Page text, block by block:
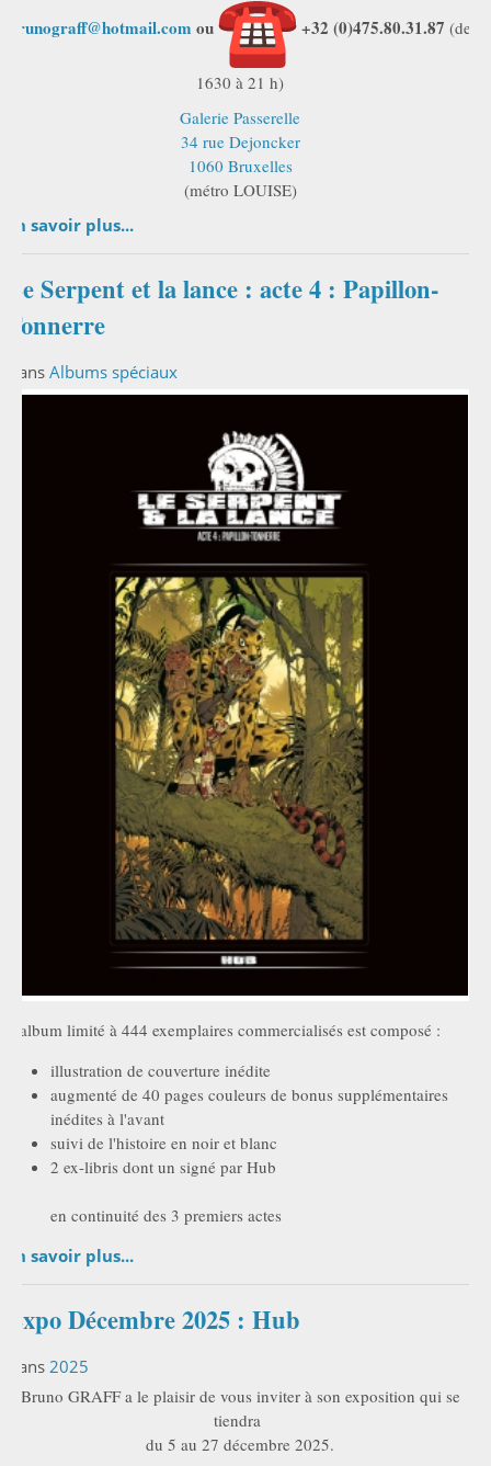
brunograff@hotmail.com ou +32 (0)475.80.31.87 (de
1630 à 21 h)
Galerie Passerelle
34 rue Dejoncker
1060 Bruxelles
(métro LOUISE)
En savoir plus...
Le Serpent et la lance : acte 4 : Papillon-
Tonnerre
Dans Albums spéciaux
L'album limité à 444 exemplaires commercialisés est composé :
illustration de couverture inédite
augmenté de 40 pages couleurs de bonus supplémentaires
inédites à l'avant
suivi de l'histoire en noir et blanc
2 ex-libris dont un signé par Hub
en continuité des 3 premiers actes
En savoir plus...
Expo Décembre 2025 : Hub
Dans 2025
Bruno GRAFF a le plaisir de vous inviter à son exposition qui se
tiendra
du 5 au 27 décembre 2025.